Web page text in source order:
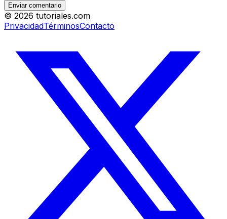
Enviar comentario
© 2026 tutoriales.com
PrivacidadTérminosContacto